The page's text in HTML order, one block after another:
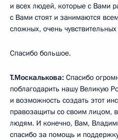
и всех людей, которые с Вами
с Вами стоят и занимаются
сложных, очень
Спасибо большое.
Т.Москалькова: Спасибо
поблагодарить нашу Великую
и возможность создать этот
правозащиты со своим лицом,
людям. И конечно, Вам,
спасибо за помощь и